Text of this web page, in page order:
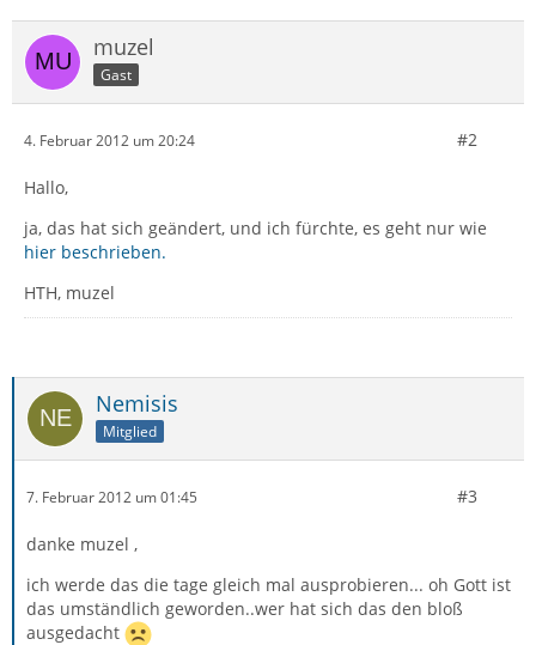
muzel
Gast
4. Februar 2012 um 20:24 #2
Hallo,
ja, das hat sich geändert, und ich fürchte, es geht nur wie
hier beschrieben.
HTH, muzel
Nemisis
Mitglied
7. Februar 2012 um 01:45 #3
danke muzel ,
ich werde das die tage gleich mal ausprobieren... oh Gott ist
das umständlich geworden..wer hat sich das den bloß
ausgedacht